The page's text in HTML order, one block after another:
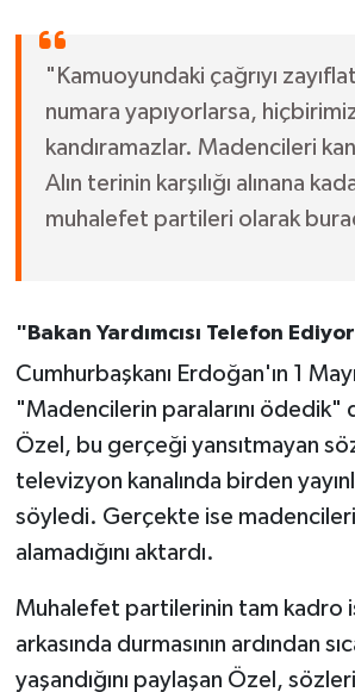
"Kamuoyundaki çağrıyı
numara yapıyorlarsa,
kandıramazlar. Madencileri
Alın terinin karşılığı alınana
muhalefet partileri olarak
"Bakan Yardımcısı Telefon
Cumhurbaşkanı Erdoğan'ın 1
"Madencilerin paralarını
Özel, bu gerçeği yansıtmayan
televizyon kanalında birden
söyledi. Gerçekte ise
alamadığını aktardı.
Muhalefet partilerinin tam kadro
arkasında durmasının ardından
yaşandığını paylaşan Özel,